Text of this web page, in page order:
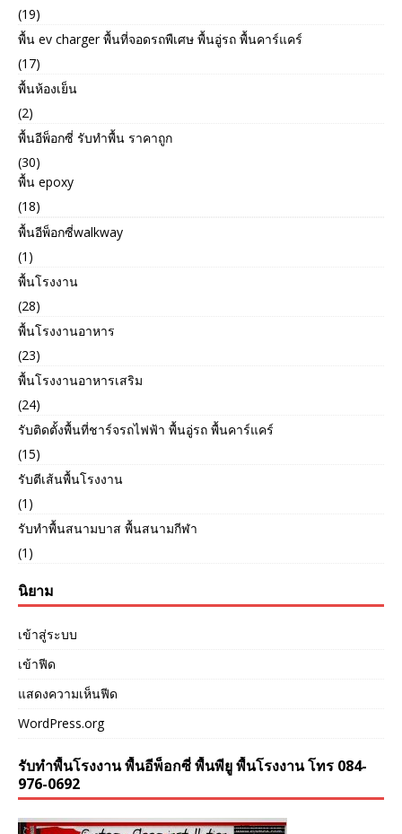
(19)
พื้น ev charger พื้นที่จอดรถพืเศษ พื้นอู่รถ พื้นคาร์แคร์
(17)
พื้นห้องเย็น
(2)
พื้นอีพ็อกซี่ รับทำพื้น ราคาถูก
(30)
พื้น epoxy
(18)
พื้นอีพ็อกซี่walkway
(1)
พื้นโรงงาน
(28)
พื้นโรงงานอาหาร
(23)
พื้นโรงงานอาหารเสริม
(24)
รับติดตั้งพื้นที่ชาร์จรถไฟฟ้า พื้นอู่รถ พื้นคาร์แคร์
(15)
รับตีเส้นพื้นโรงงาน
(1)
รับทำพื้นสนามบาส พื้นสนามกีฬา
(1)
นิยาม
เข้าสู่ระบบ
เข้าฟีด
แสดงความเห็นฟีด
WordPress.org
รับทำพื้นโรงงาน พื้นอีพ็อกซี่ พื้นพียู พื้นโรงงาน โทร 084-
976-0692